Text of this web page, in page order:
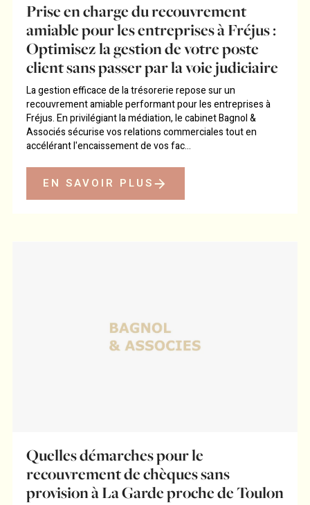
Prise en charge du recouvrement
amiable pour les entreprises à Fréjus :
Optimisez la gestion de votre poste
client sans passer par la voie judiciaire
La gestion efficace de la trésorerie repose sur un
recouvrement amiable performant pour les entreprises à
Fréjus. En privilégiant la médiation, le cabinet Bagnol &
Associés sécurise vos relations commerciales tout en
accélérant l'encaissement de vos fac...
EN SAVOIR PLUS
Quelles démarches pour le
recouvrement de chèques sans
provision à La Garde proche de Toulon